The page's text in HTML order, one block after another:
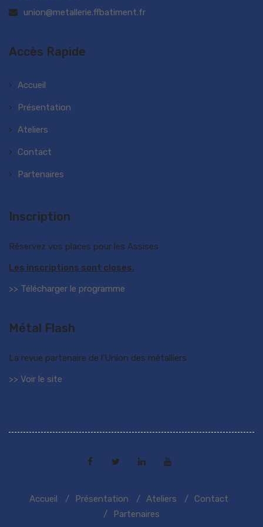
union@metallerie.ffbatiment.fr
Accès Rapide
Accueil
Présentation
Ateliers
Contact
Partenaires
Inscription
Réservez vos places pour les Assises
Les inscriptions sont closes.
>> Télécharger le programme
Métal Flash
La revue partenaire de l’Union des métalliers
>> Voir le site
Accueil Présentation Ateliers
Contact
Partenaires